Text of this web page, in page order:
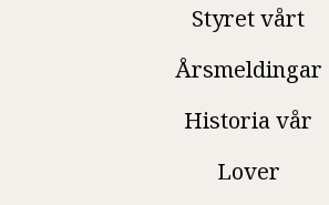
Styret vårt
Årsmeldingar
Historia vår
Lover